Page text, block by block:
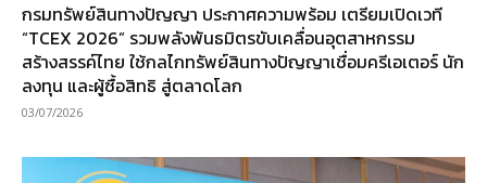
กรมทรัพย์สินทางปัญญา ประกาศความพร้อม เตรียมเปิดเวที
“TCEX 2026” รวมพลังพันธมิตรขับเคลื่อนอุตสาหกรรม
สร้างสรรค์ไทย ใช้กลไกทรัพย์สินทางปัญญาเชื่อมครีเอเตอร์ นัก
ลงทุน และผู้ซื้อสิทธิ สู่ตลาดโลก
03/07/2026